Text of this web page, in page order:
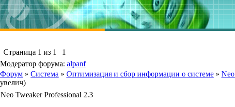
Страница 1 из 1
1
Модератор форума: alpanf
Форум » Система » Оптимизация и сбор информации о системе »
увелич)
Neo Tweaker Professional 2.3